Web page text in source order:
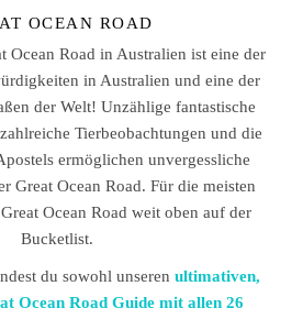
OCEAN ROAD
Ocean Road in Australien ist eine der
in Australien und eine der
der Welt! Unzählige fantastische
Tierbeobachtungen und die
ermöglichen unvergessliche
Great Ocean Road. Für die meisten
Ocean Road weit oben auf der
Bucketlist.
du sowohl unseren ultimativen,
Ocean Road Guide mit allen 26